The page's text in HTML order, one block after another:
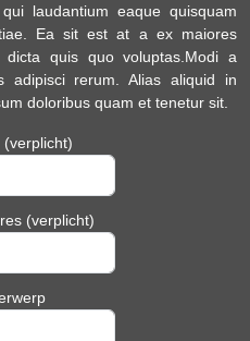
laudantium eaque quisquam
Ea sit est at a ex maiores
dicta quis quo voluptas.Modi a
adipisci rerum. Alias aliquid in
doloribus quam et tenetur sit.
(verplicht)